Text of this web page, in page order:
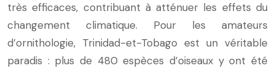
très efficaces, contribuant à atténuer les effets du
changement climatique. Pour les amateurs
d’ornithologie, Trinidad-et-Tobago est un véritable
paradis : plus de 480 espèces d’oiseaux y ont été